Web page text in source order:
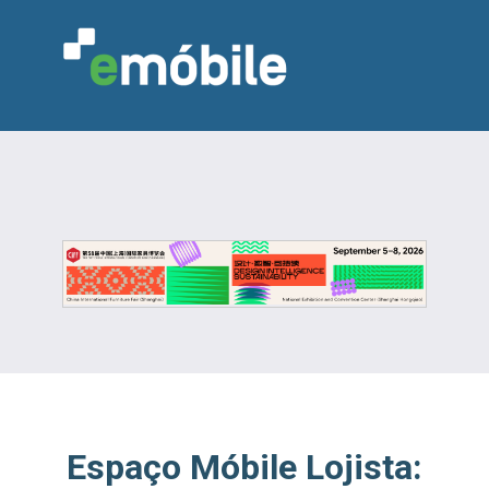
INDÚSTRIA MARCENARIA
DESIGN & DECORAÇÃO
INDICADORES
FEIRAS NOTÍCIAS
Espaço Móbile Lojista: